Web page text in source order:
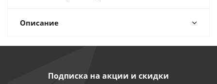
Описание
Подписка на акции и скидки